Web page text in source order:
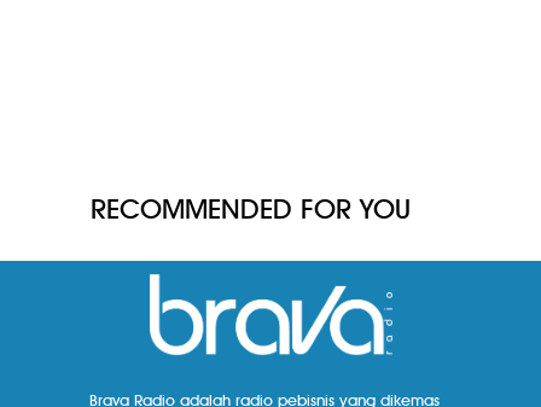
RECOMMENDED FOR YOU
Brava Radio adalah radio pebisnis yang dikemas